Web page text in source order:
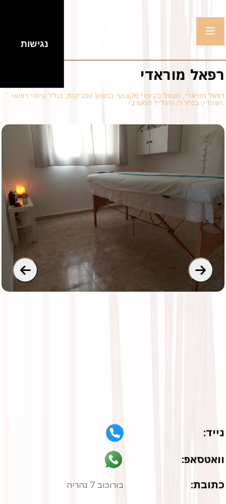
רפאל מוראדי
רפאל מוראדי, מטפל בעיסוי מקצועי במגוון טכניקות, כולל עיסוי רפואי
ושוודי, בנהריה והגליל המערבי.
נייד:
וואטסאפ:
כתובת: בורוכוב 7 נהריה
נגישות